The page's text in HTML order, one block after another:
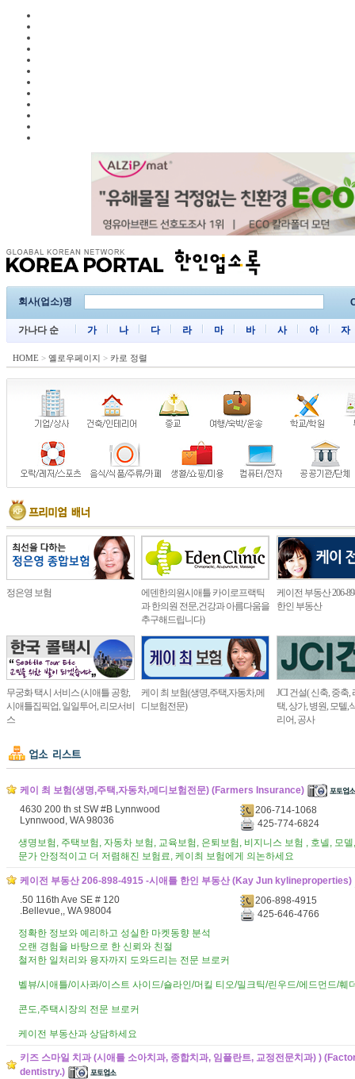
회사(업소)명
가나다 순 가 나 다 라 마 바 사 아 자
HOME > 옐로우페이지 > 카로 정렬
정은영 보험
에덴한의원시애틀 카이로프랙틱
과 한의원 전문,건강과 아름다움을
추구해드립니다)
케이전 부동산 206-
한인 부동산
무궁화 택시 서비스 (시애틀 공항,
시애틀집픽업, 일일투어, 리모서비
스
케이 최 보험(생명,주택,자동차,메
디보험전문)
JCI 건설( 신축, 중축,
택, 상가, 병원, 모텔,
리어, 공사
케이 최 보험(생명,주택,자동차,메디보험전문) (Farmers Insurance)
4630 200 th st SW #B Lynnwood
Lynnwood, WA 98036
206-714-1068
425-774-6824
생명보험, 주택보험, 자동차 보험, 교육보험, 은퇴보험, 비지니스 보험 , 호넬, 모
문가 안정적이고 더 저렴해진 보험료, 케이최 보험에게 의논하세요
케이전 부동산 206-898-4915 -시애틀 한인 부동산 (Kay Jun kylineproperties)
.50 116th Ave SE # 120
.Bellevue,, WA 98004
206-898-4915
425-646-4766
정확한 정보와 예리하고 성실한 마켓동향 분석
오랜 경험을 바탕으로 한 신뢰와 친절
철저한 일처리와 융자까지 도와드리는 전문 브로커
벨뷰/시애틀/이사콰/이스트 사이드/숄라인/머킬 티오/밀크틱/린우드/에드먼드/훼
콘도,주택시장의 전문 브로커
케이전 부동산과 상담하세요
키즈 스마일 치과 (시애틀 소아치과, 종합치과, 임플란트, 교정전문치과) )
dentistry.)